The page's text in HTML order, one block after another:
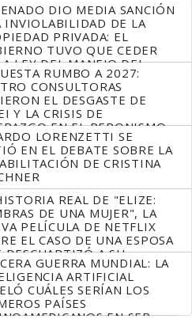
DIO MEDIA SANCIÓN
INVIOLABILIDAD DE LA
PRIVADA: EL
TUVO QUE CEDER
LEY DEL MANEJO DEL
RUMBO A 2027:
CONSULTORAS
EL DESGASTE DE
Y LA CRISIS DE
EN EL PERONISMO
LORENZETTI SE
EN EL DEBATE SOBRE LA
DE CRISTINA
REAL DE "ELIZE:
DE UNA MUJER", LA
PELÍCULA DE NETFLIX
EL CASO DE UNA ESPOSA
DESCUARTIZÓ A SU
GUERRA MUNDIAL: LA
ARTIFICIAL
CUÁLES SERÍAN LOS
PAÍSES
EN SER